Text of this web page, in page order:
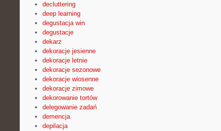
decluttering
deep learning
degustacja win
degustacje
dekarz
dekoracje jesienne
dekoracje letnie
dekoracje sezonowe
dekoracje wiosenne
dekoracje zimowe
dekorowanie tortów
delegowanie zadań
demencja
depilacja